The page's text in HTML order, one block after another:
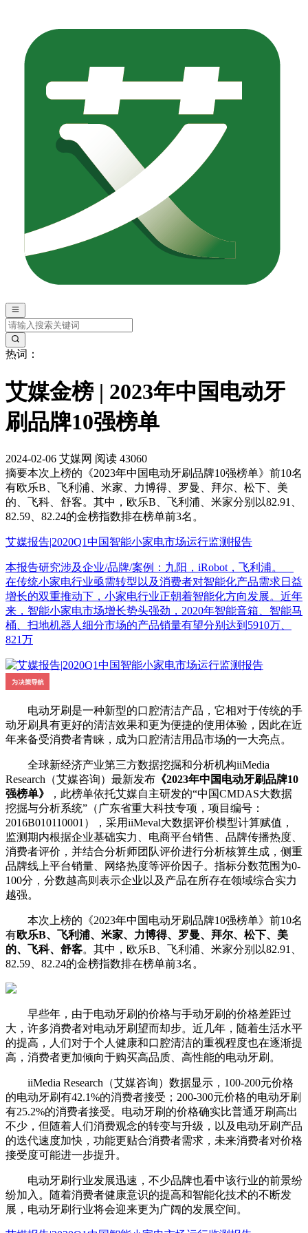
热词：
艾媒金榜 | 2023年中国电动牙
刷品牌10强榜单
2024-02-06 艾媒网 阅读 43060
摘要本次上榜的《2023年中国电动牙刷品牌10强榜单》前10名
有欧乐B、飞利浦、米家、力博得、罗曼、拜尔、松下、美
的、飞科、舒客。其中，欧乐B、飞利浦、米家分别以82.91、
82.59、82.24的金榜指数排在榜单前3名。
艾媒报告|2020Q1中国智能小家电市场运行监测报告
本报告研究涉及企业/品牌/案例：九阳，iRobot，飞利浦。
在传统小家电行业亟需转型以及消费者对智能化产品需求日益
增长的双重推动下，小家电行业正朝着智能化方向发展。近年
来，智能小家电市场增长势头强劲，2020年智能音箱、智能马
桶、扫地机器人细分市场的产品销量有望分别达到5910万、
821万
电动牙刷是一种新型的口腔清洁产品，它相对于传统的手
动牙刷具有更好的清洁效果和更为便捷的使用体验，因此在近
年来备受消费者青睐，成为口腔清洁用品市场的一大亮点。
全球新经济产业第三方数据挖掘和分析机构iiMedia
Research（艾媒咨询）最新发布 《2023年中国电动牙刷品牌10
强榜单》
，此榜单依托艾媒自主研发的“中国CMDAS大数据
挖掘与分析系统”（广东省重大科技专项，项目编号：
2016B010110001），采用iiMeval大数据评价模型计算赋值，
监测期内根据企业基础实力、电商平台销售、品牌传播热度、
消费者评价，并结合分析师团队评价进行分析核算生成，侧重
品牌线上平台销量、网络热度等评价因子。指标分数范围为0-
100分，分数越高则表示企业以及产品在所存在领域综合实力
越强。
本次上榜的《2023年中国电动牙刷品牌10强榜单》前10名
有欧乐B、飞利浦、米家、力博得、罗曼、拜尔、松下、美
的、飞科、舒客。其中，欧乐B、飞利浦、米家分别以82.91、
82.59、82.24的金榜指数排在榜单前3名。
早些年，由于电动牙刷的价格与手动牙刷的价格差距过
大，许多消费者对电动牙刷望而却步。近几年，随着生活水平
的提高，人们对于个人健康和口腔清洁的重视程度也在逐渐提
高，消费者更加倾向于购买高品质、高性能的电动牙刷。
iiMedia Research（艾媒咨询）数据显示，100-200元价格
的电动牙刷有42.1%的消费者接受；200-300元价格的电动牙刷
有25.2%的消费者接受。电动牙刷的价格确实比普通牙刷高出
不少，但随着人们消费观念的转变与升级，以及电动牙刷产品
的迭代速度加快，功能更贴合消费者需求，未来消费者对价格
接受度可能进一步提升。
电动牙刷行业发展迅速，不少品牌也看中该行业的前景纷
纷加入。随着消费者健康意识的提高和智能化技术的不断发
展，电动牙刷行业将会迎来更为广阔的发展空间。